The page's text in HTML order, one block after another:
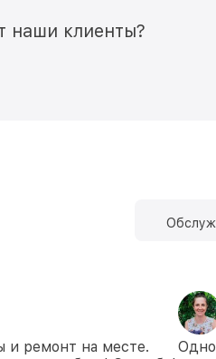
наши клиенты?
и ремонт на месте.